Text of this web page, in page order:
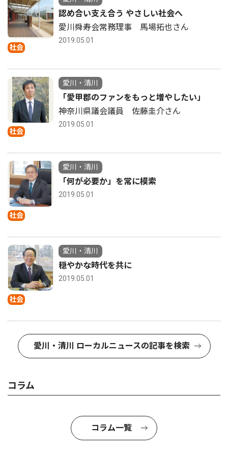
社会
認め合い支え合う やさしい社会へ
愛川舜寿会常務理事 馬場拓也さん
2019.05.01
社会
愛川・清川
「愛甲郡のファンをもっと増やしたい」
神奈川県議会議員 佐藤圭介さん
2019.05.01
社会
愛川・清川
「何が必要か」を常に模索
2019.05.01
社会
愛川・清川
穏やかな時代を共に
2019.05.01
愛川・清川 ローカルニュースの記事を検索
コラム
コラム一覧